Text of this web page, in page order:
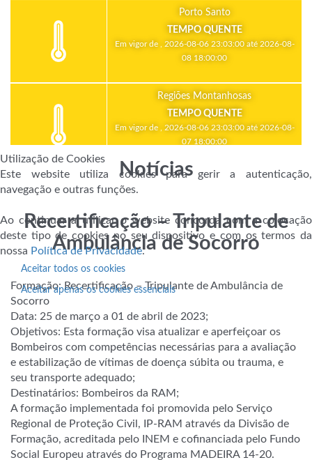
Porto Santo
TEMPO QUENTE
Em vigor de , 2026-08-06 23:03:00 até 2026-08-
08 18:00:00
Regiões Montanhosas
TEMPO QUENTE
Em vigor de , 2026-08-06 23:03:00 até 2026-08-
07 18:00:00
Notícias
Recertificação – Tripulante de
Ambulância de Socorro
Formação: Recertificação – Tripulante de Ambulância de
Socorro
Data: 25 de março a 01 de abril de 2023;
Objetivos: Esta formação visa atualizar e aperfeiçoar os
Bombeiros com competências necessárias para a avaliação
e estabilização de vítimas de doença súbita ou trauma, e
seu transporte adequado;
Destinatários: Bombeiros da RAM;
Aformação implementada foi promovida pelo Serviço
Regional de Proteção Civil, IP-RAM através da Divisão de
Formação, acreditada pelo INEM e cofinanciada pelo Fundo
Social Europeu através do Programa MADEIRA 14-20.
Utilização de Cookies
Este website utiliza cookies para gerir a autenticação,
navegação e outras funções.
Ao continuar a utilizar o website concorda com a colocação
deste tipo de cookies no seu dispositivo e com os termos da
nossa Política de Privacidade.
Aceitar todos os cookies
Aceitar apenas os cookies essenciais